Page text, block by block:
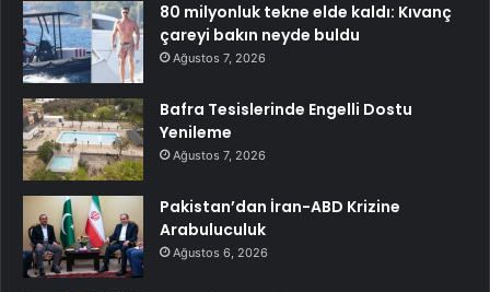
80 milyonluk tekne elde kaldı: Kıvanç
çareyi bakın neyde buldu
Ağustos 7, 2026
Bafra Tesislerinde Engelli Dostu
Yenileme
Ağustos 7, 2026
Pakistan’dan İran-ABD Krizine
Arabuluculuk
Ağustos 6, 2026